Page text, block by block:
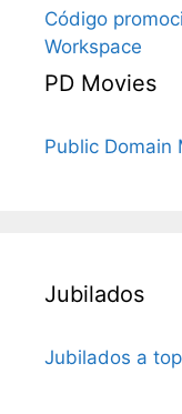
Código
Workspace
PD Movies
Public Domain
Jubilados
Jubilados a